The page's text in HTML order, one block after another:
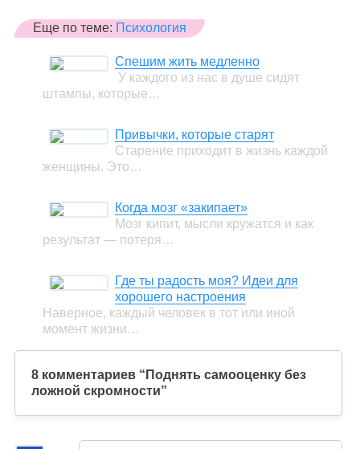
Еще по теме: Психология
Спешим жить медленно
У каждого из нас в душе сидят
штампы, которые…
Привычки, которые старят
Старение приходит в жизнь каждой
женщины. Это…
Когда мозг «закипает»
Мозг кипит, мысли кружатся и как
результат — потеря…
Где ты радость моя? Идеи для
хорошего настроения
Наверное, каждый человек в тот или иной
момент жизни…
8 комментариев “Поднять самооценку без
ложной скромности”